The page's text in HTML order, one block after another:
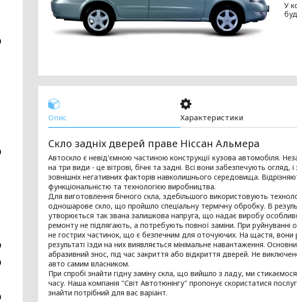
У
Опис Характеристики
Скло задніх дверей праве Ніссан Альмера
Автоскло є невід'ємною частиною конструкції кузова автомобіля.
на три види - це вітрові, бічні та задні. Всі вони забезпечують огляд,
зовнішніх негативних факторів навколишнього середовища.
функціональністю та технологією виробництва.
Для виготовлення бічного скла, здебільшого використовують
одношарове скло, що пройшло спеціальну термічну обробку. В
утворюється так звана залишкова напруга, що надає виробу
ремонту не підлягають, а потребують повної заміни. При руйнуванні
не гострих частинок, що є безпечним для оточуючих. На щастя, вони
результаті їзди на них виявляється мінімальне навантаження.
абразивний знос, під час закриття або відкриття дверей. Не
авто самим власником.
При спробі знайти гідну заміну скла, що вийшло з ладу, ми
часу. Наша компанія "Світ Автотюнінгу" пропонує скористатися
знайти потрібний для вас варіант.